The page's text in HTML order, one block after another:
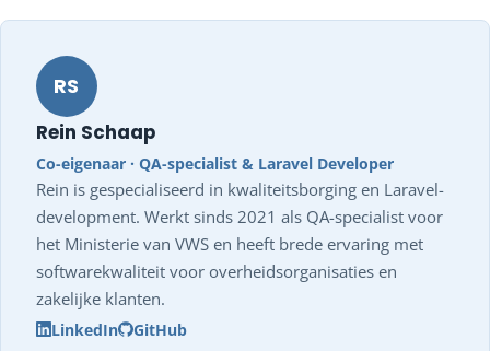
RS
Rein Schaap
Co-eigenaar · QA-specialist & Laravel Developer
Rein is gespecialiseerd in kwaliteitsborging en Laravel-
development. Werkt sinds 2021 als QA-specialist voor
het Ministerie van VWS en heeft brede ervaring met
softwarekwaliteit voor overheidsorganisaties en
zakelijke klanten.
LinkedIn GitHub